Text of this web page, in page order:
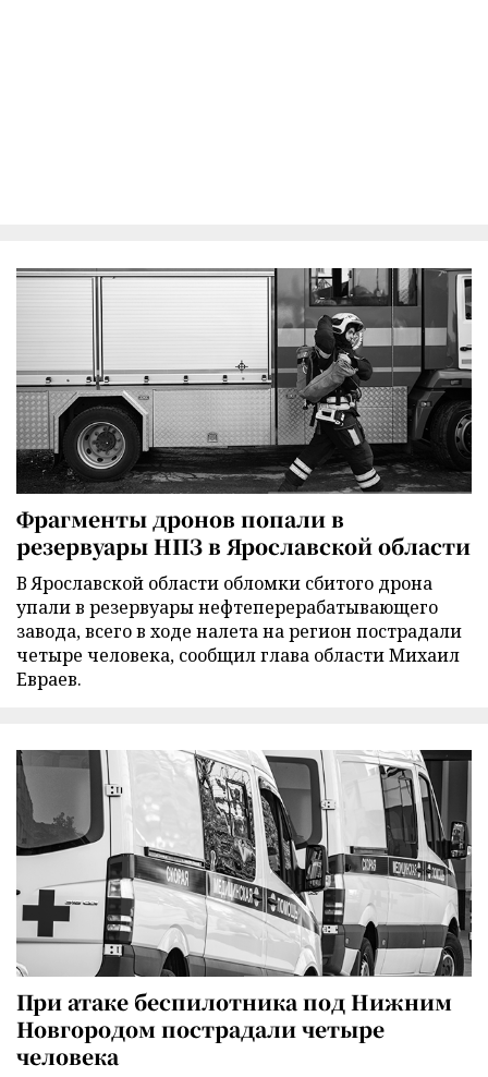
Фрагменты дронов попали в
резервуары НПЗ в Ярославской области
В Ярославской области обломки сбитого дрона
упали в резервуары нефтеперерабатывающего
завода, всего в ходе налета на регион пострадали
четыре человека, сообщил глава области Михаил
Евраев.
При атаке беспилотника под Нижним
Новгородом пострадали четыре
человека